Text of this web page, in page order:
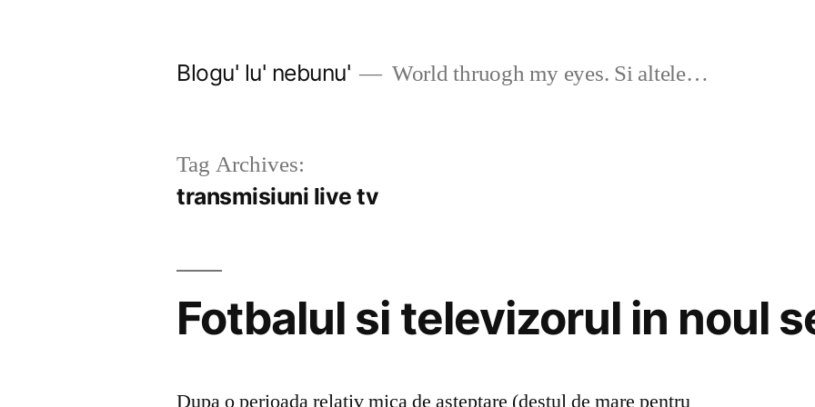
Blogu' lu' nebunu' World thruogh my eyes. Si altele…
Tag Archives:
transmisiuni live tv
Fotbalul si televizorul in noul
Dupa o perioada relativ mica de asteptare (destul de mare pentru